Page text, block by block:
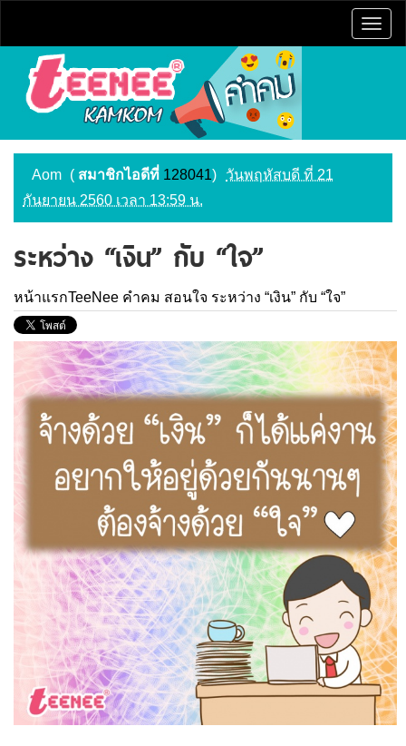
Aom ( สมาชิกไอดีที่ 128041)
วันพฤหัสบดี ที่ 21
กันยายน 2560 เวลา 13:59 น.
ระหว่าง “เงิน” กับ “ใจ”
หน้าแรกTeeNee คำคม สอนใจ ระหว่าง “เงิน” กับ “ใจ”